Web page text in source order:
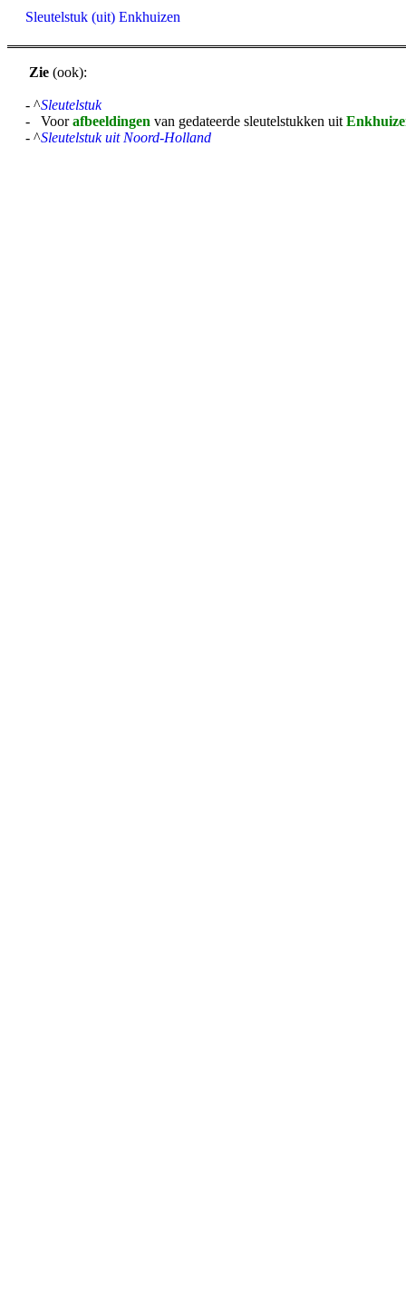
Sleutelstuk (uit) Enkhuizen
Zie (ook):
- ^Sleutelstuk
- Voorafbeeldingen van gedateerde sleutelstukken uit
- ^Sleutelstuk uit Noord-Holland